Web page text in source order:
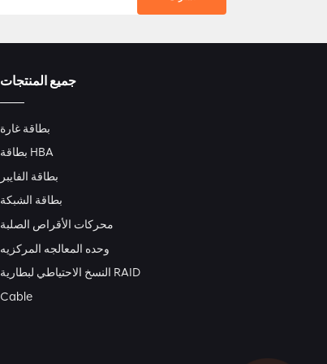
جميع المنتجات
بطاقة غارة
بطاقة HBA
بطاقة الفايبر
بطاقة الشبكة
محركات الأقراص الصلبة
وحده المعالجه المركزيه
النسخ الاحتياطي لبطارية RAID
Cable